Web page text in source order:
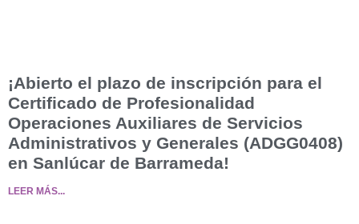
¡Abierto el plazo de inscripción para el
Certificado de Profesionalidad
Operaciones Auxiliares de Servicios
Administrativos y Generales (ADGG0408)
en Sanlúcar de Barrameda!
LEER MÁS...